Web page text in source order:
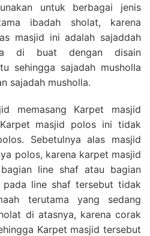
untuk berbagai jenis
ibadah sholat, karena
masjid ini adalah sajaddah
di buat dengan disain
sehingga sajadah musholla
sajadah musholla.
memasang Karpet masjid
masjid polos ini tidak
Sebetulnya alas masjid
polos, karena karpet masjid
line shaf atau bagian
pada line shaf tersebut tidak
terutama yang sedang
di atasnya, karena corak
Karpet masjid tersebut